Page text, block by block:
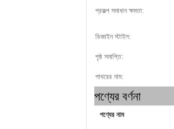
প্রকল্প সমাধান ক্ষমতা:
ডিজাইন স্টাইল:
পৃষ্ঠ সমাপ্তি:
পাথরের নাম:
পণ্যের বর্ণনা
পণ্যের নাম